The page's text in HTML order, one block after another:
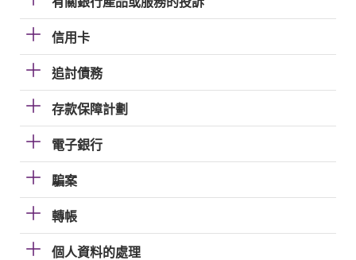
信用卡
追討債務
存款保障計劃
電子銀行
騙案
轉帳
個人資料的處理